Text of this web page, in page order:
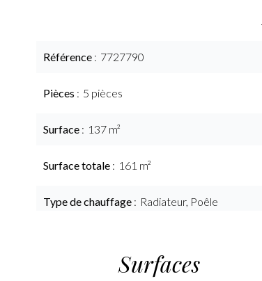
Référence 7727790
Pièces 5 pièces
Surface 137 m²
Surface totale 161 m²
Type de chauffage Radiateur, Poêle
Surfaces